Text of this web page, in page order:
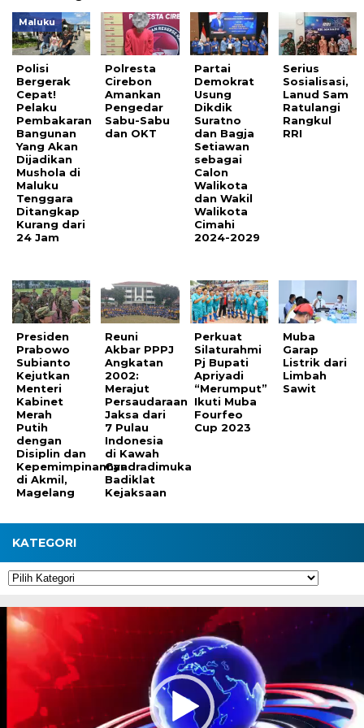
Maluku
Polisi
Bergerak
Cepat!
Pelaku
Pembakaran
Bangunan
Yang Akan
Dijadikan
Mushola di
Maluku
Tenggara
Ditangkap
Kurang dari
24 Jam
Polresta
Cirebon
Amankan
Pengedar
Sabu-Sabu
dan OKT
Partai
Demokrat
Usung
Dikdik
Suratno
dan Bagja
Setiawan
sebagai
Calon
Walikota
dan Wakil
Walikota
Cimahi
2024-2029
Serius
Sosialisasi,
Lanud Sam
Ratulangi
Rangkul
RRI
Presiden
Prabowo
Subianto
Kejutkan
Menteri
Kabinet
Merah
Putih
dengan
Disiplin dan
Kepemimpinannya
di Akmil,
Magelang
Reuni
Akbar PPPJ
Angkatan
2002:
Merajut
Persaudaraan
Jaksa dari
7 Pulau
Indonesia
di Kawah
Candradimuka
Badiklat
Kejaksaan
Perkuat
Silaturahmi
Pj Bupati
Apriyadi
“Merumput”
Ikuti Muba
Fourfeo
Cup 2023
Muba
Garap
Listrik dari
Limbah
Sawit
KATEGORI
Kategori
Pemutar
Video